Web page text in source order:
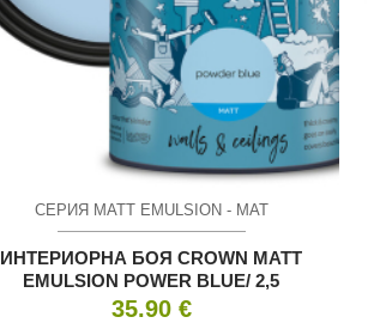
СЕРИЯ MATT EMULSION - МАТ
ИНТЕРИОРНА БОЯ CROWN MATT
EMULSION POWER BLUE/ 2,5
35.90 €